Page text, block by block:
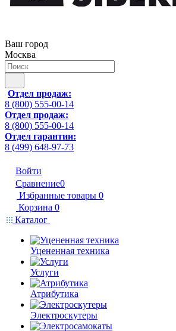
Ваш город
Москва
Отдел продаж:
8 (800) 555-00-14
Отдел продаж:
8 (800) 555-00-14
Отдел гарантии:
8 (499) 648-97-73
Войти
Сравнение0
Избранные товары 0
Корзина 0
Каталог
Уцененная техника
Услуги
Атрибутика
Электроскутеры